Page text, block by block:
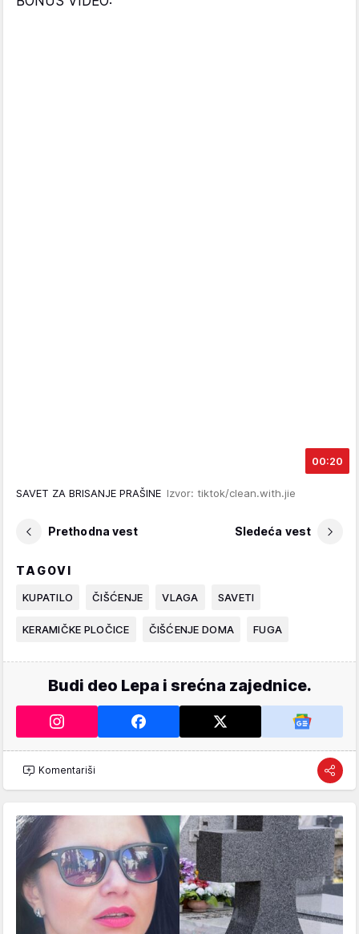
00:20
SAVET ZA BRISANJE PRAŠINE Izvor: tiktok/clean.with.jie
Prethodna vest Sledeća vest
TAGOVI
KUPATILO ČIŠĆENJE VLAGA SAVETI
KERAMIČKE PLOČICE ČIŠĆENJE DOMA FUGA
Budi deo Lepa i srećna zajednice.
Komentariši